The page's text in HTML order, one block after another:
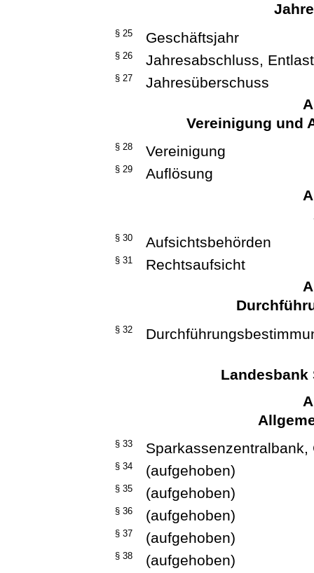
§ 25 Geschäftsjahr
§ 26 Jahresabschluss,
§ 27
Jahresüberschuss
Vereinigung und
§ 28 Vereinigung
§ 29
Auflösung
§ 30 Aufsichtsbehörden
§ 31
Rechtsaufsicht
§ 32
Landesbank
§ 33 Sparkassenzentralbank,
§ 34 (aufgehoben)
§ 35 (aufgehoben)
§ 36 (aufgehoben)
§ 37 (aufgehoben)
§ 38
(aufgehoben)